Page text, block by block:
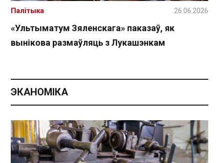
«Ультыматум Зяленскага» паказаў, як
вынікова размаўляць з Лукашэнкам
Палітыка 26.06.2026
ЭКАНОМІКА